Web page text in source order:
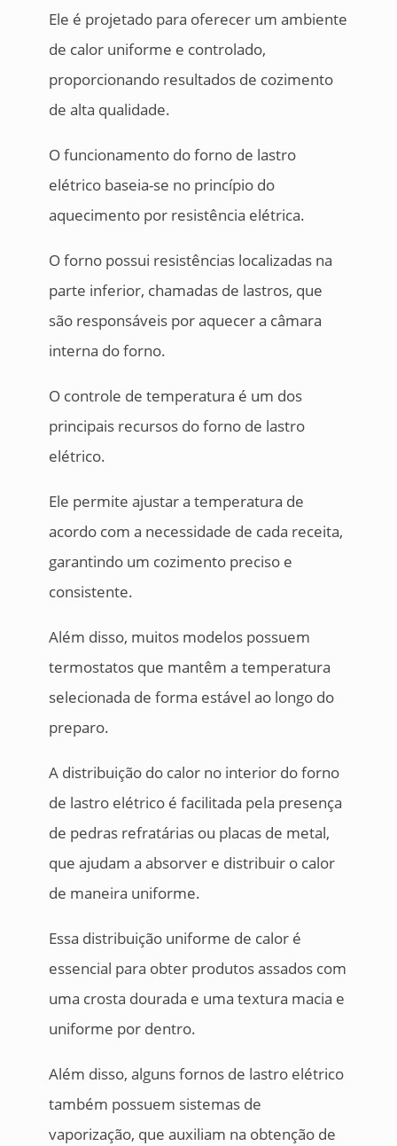
Ele é projetado para oferecer um ambiente
de calor uniforme e controlado,
proporcionando resultados de cozimento
de alta qualidade.
O funcionamento do forno de lastro
elétrico baseia-se no princípio do
aquecimento por resistência elétrica.
O forno possui resistências localizadas na
parte inferior, chamadas de lastros, que
são responsáveis por aquecer a câmara
interna do forno.
O controle de temperatura é um dos
principais recursos do forno de lastro
elétrico.
Ele permite ajustar a temperatura de
acordo com a necessidade de cada receita,
garantindo um cozimento preciso e
consistente.
Além disso, muitos modelos possuem
termostatos que mantêm a temperatura
selecionada de forma estável ao longo do
preparo.
A distribuição do calor no interior do forno
de lastro elétrico é facilitada pela presença
de pedras refratárias ou placas de metal,
que ajudam a absorver e distribuir o calor
de maneira uniforme.
Essa distribuição uniforme de calor é
essencial para obter produtos assados com
uma crosta dourada e uma textura macia e
uniforme por dentro.
Além disso, alguns fornos de lastro elétrico
também possuem sistemas de
vaporização, que auxiliam na obtenção de